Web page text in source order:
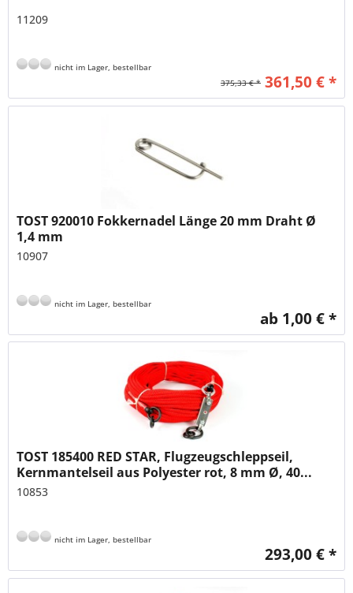
11209
nicht im Lager, bestellbar
375,33 € * 361,50 € *
TOST 920010 Fokkernadel Länge 20 mm Draht Ø
1,4 mm
10907
nicht im Lager, bestellbar
ab 1,00 € *
TOST 185400 RED STAR, Flugzeugschleppseil,
Kernmantelseil aus Polyester rot, 8 mm Ø, 40...
10853
nicht im Lager, bestellbar
293,00 € *